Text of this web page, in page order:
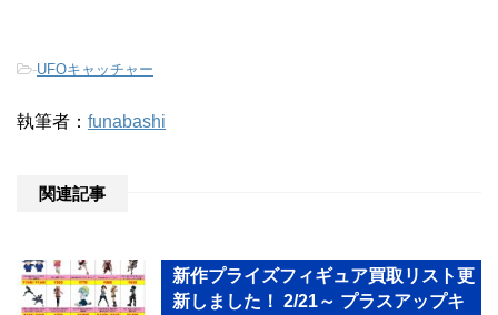
-UFOキャッチャー
執筆者： funabashi
関連記事
新作プライズフィギュア買取リスト更
新しました！ 2/21～ プラスアップキ